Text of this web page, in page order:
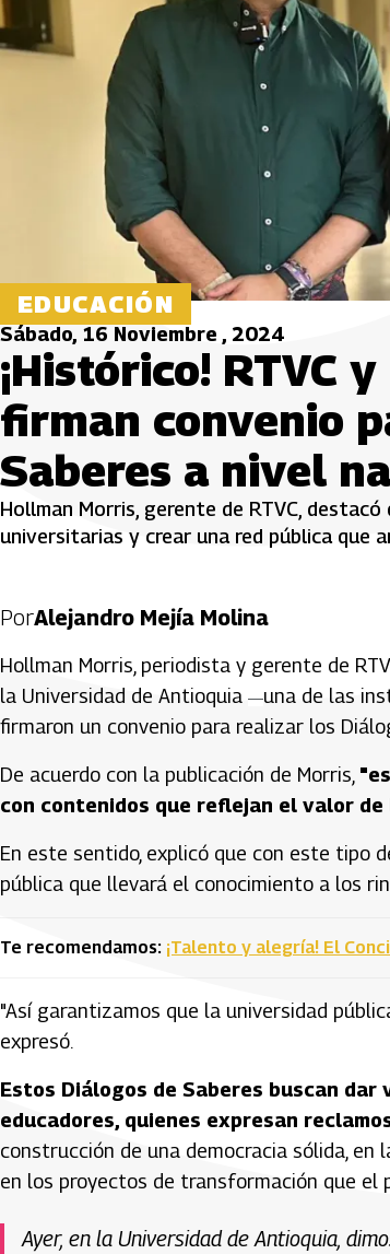
EDUCACIÓN
Sábado, 16 Noviembre , 2024
¡Histórico! RTVC
firman convenio
Saberes a nivel
Hollman Morris, gerente de RTVC,
universitarias y crear una red pública que
PorAlejandro Mejía Molina
Hollman Morris, periodista y gerente de
la Universidad de Antioquia —una de las
firmaron un convenio para realizar los
De acuerdo con la publicación de Morris,
con contenidos que reflejan el valor
En este sentido, explicó que con este tipo
pública que llevará el conocimiento a los
Te recomendamos: ¡Talento y alegría! El
"Así garantizamos que la universidad
expresó.
Estos Diálogos de Saberes buscan
educadores, quienes expresan
construcción de una democracia sólida,
en los proyectos de transformación que el
Ayer, en la Universidad de Antioquia,